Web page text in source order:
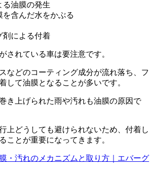
る油膜の発生
を含んだ水をかぶる
剤による付着
されている車は要注意です。
などのコーティング成分が流れ落ち、フ
して油膜となることが多いです。
き上げられた雨や汚れも油膜の原因で
上どうしても避けられないため、付着し
ことが重要になってきます。
・汚れのメカニズムと取り方｜エバーグ